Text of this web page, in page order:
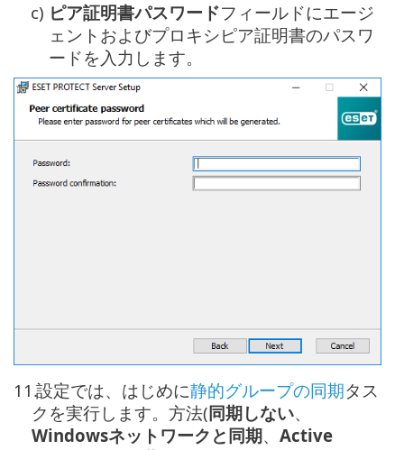
c) ピア証明書パスワードフィールドにエージ
ェントおよびプロキシピア証明書のパスワ
ードを入力します。
11.設定では、はじめに静的グループの同期タス
クを実行します。方法(同期しない、
Windowsネットワークと同期、 Active